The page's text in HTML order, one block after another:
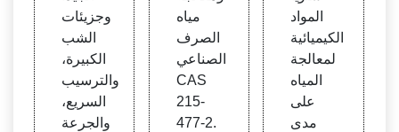
وجزيئات
الشب
الكبيرة،
والترسيب
السريع،
والجرعة
وم. -
الصف
مياه
الصرف
الصناعي
CAS
215-
477-2.
المواد
الكيميائية
لمعالجة
المياه
على
مدى